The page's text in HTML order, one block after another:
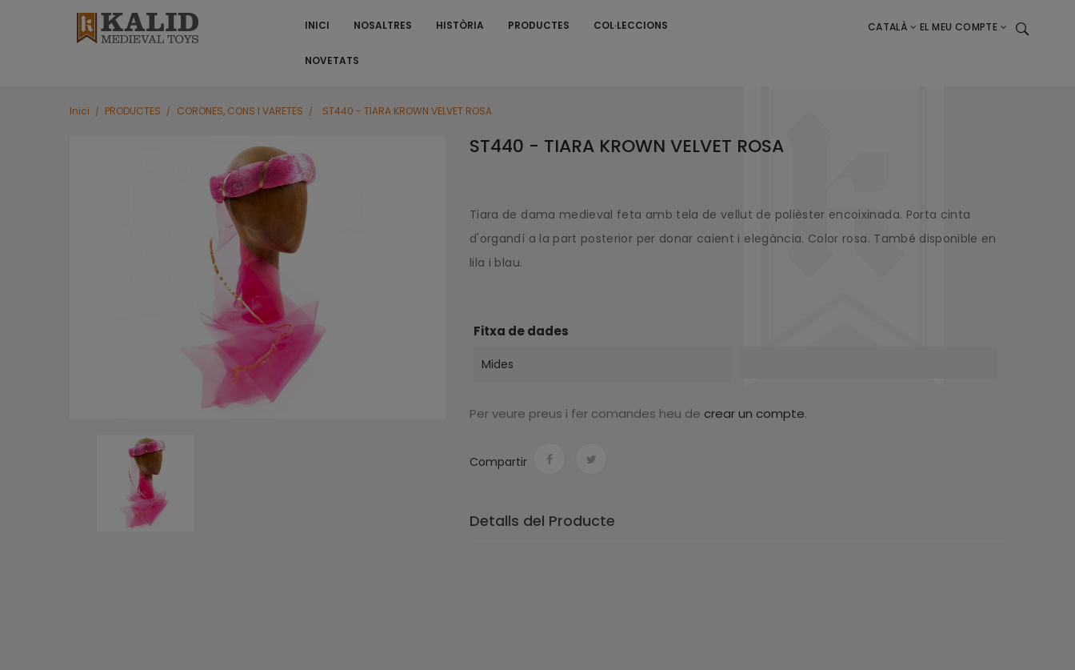
INICI NOSALTRES HISTÒRIA PRODUCTES COL·LECCIONS
NOVETATS
CATALÀ EL MEU COMPTE
Inici PRODUCTES CORONES, CONS I VARETES ST440 - TIARA KROWN VELVET ROSA
ST440 - TIARA KROWN VELVET ROSA
Tiara de dama medieval feta amb tela de vellut de polièster encoixinada. Porta cinta
d'organdí a la part posterior per donar caient i elegància. Color rosa. També disponible en
lila i blau.
Fitxa de dades
Mides
Per veure preus i fer comandes heu de crear un compte.
Compartir
Detalls del Producte